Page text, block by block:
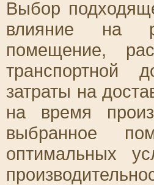
Выбор
влияние на
помещение,
транспортной
затраты на
на время
выбранное
оптимальных